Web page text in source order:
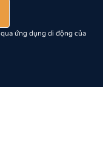
ứng dụng di động của